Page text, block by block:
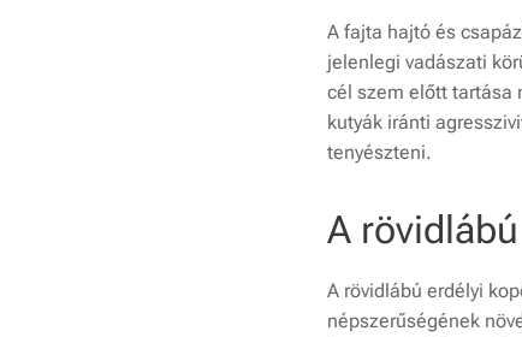
A fajta hajtó és
jelenlegi vadászati
cél szem előtt tartása
kutyák iránti
tenyészteni.
A
A rövidlábú erdélyi
népszerűségének